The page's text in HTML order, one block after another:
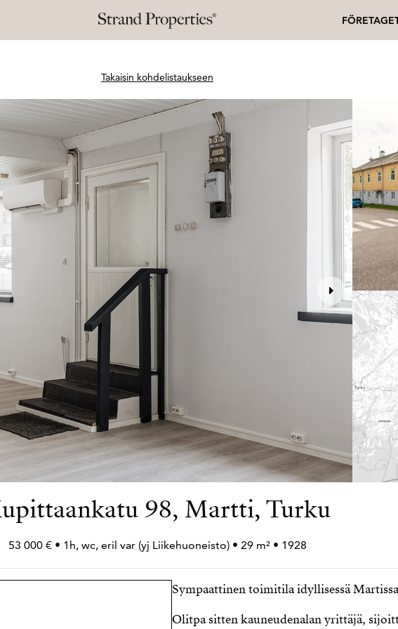
Takaisin kohdelistaukseen
98, Martti, Turku
53 000 € • 1h, wc, eril var (yj Liikehuoneisto) • 29 m² • 1928
Sympaattinen toimitila idyllisessä Martissa
Olitpa sitten kauneudenalan yrittäjä,